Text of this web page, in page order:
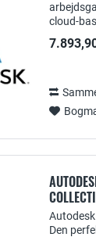
cloud-
Den